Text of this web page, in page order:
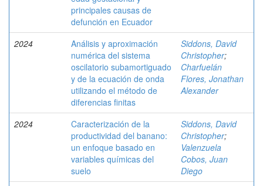
principales causas de
defunción en Ecuador
2024
Análisis y aproximación
numérica del sistema
oscilatorio subamortiguado
y de la ecuación de onda
utilizando el método de
diferencias finitas
Siddons, David
Christopher;
Charfuelán
Flores, Jonathan
Alexander
2024
Caracterización de la
productividad del banano:
un enfoque basado en
variables químicas del
suelo
Siddons, David
Christopher;
Valenzuela
Cobos, Juan
Diego